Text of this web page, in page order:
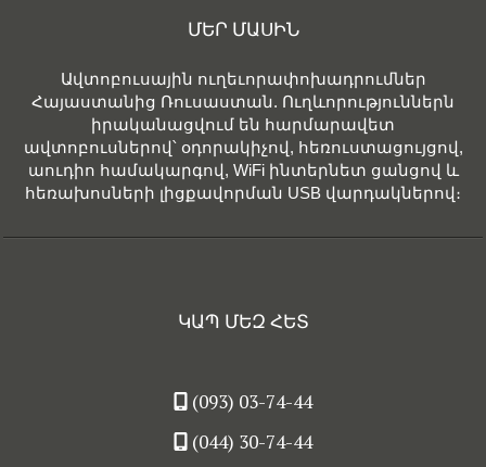
ՄԵՐ ՄԱՍԻՆ
Ավտոբուսային ուղեւորափոխադրումներ
Հայաստանից Ռուսաստան. Ուղևորություններն
իրականացվում են հարմարավետ
ավտոբուսներով՝ օդորակիչով, հեռուստացույցով,
աուդիո համակարգով, WiFi ինտերնետ ցանցով և
հեռախոսների լիցքավորման USB վարդակներով։
ԿԱՊ ՄԵԶ ՀԵՏ
(093) 03-74-44
(044) 30-74-44